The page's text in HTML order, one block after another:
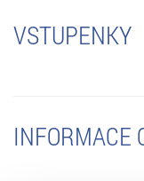
VSTUPENKY
INFORMACE